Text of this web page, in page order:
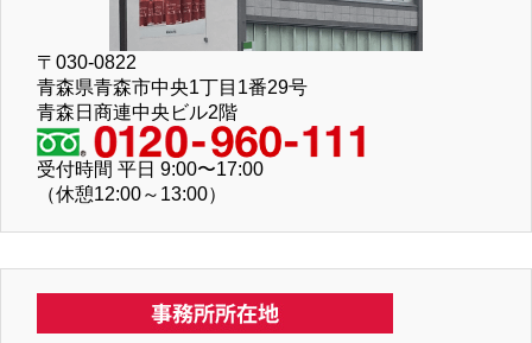
〒030-0822
青森県青森市中央1丁目1番29号
青森日商連中央ビル2階
受付時間 平日 9:00〜17:00
（休憩12:00～13:00）